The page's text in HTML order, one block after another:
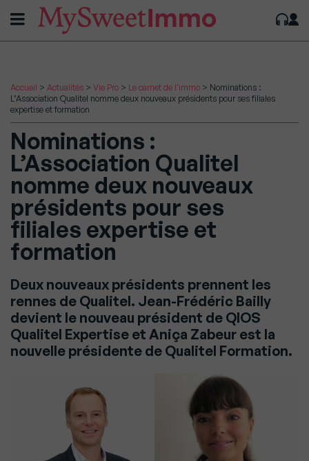
Accueil > Actualités > Vie Pro > Le carnet de l'immo > Nominations :
L’Association Qualitel nomme deux nouveaux présidents pour ses filiales
expertise et formation
Nominations :
L’Association Qualitel
nomme deux nouveaux
présidents pour ses
filiales expertise et
formation
Deux nouveaux présidents prennent les
rennes de Qualitel. Jean-Frédéric Bailly
devient le nouveau président de QIOS
Qualitel Expertise et Aniça Zabeur est la
nouvelle présidente de Qualitel Formation.